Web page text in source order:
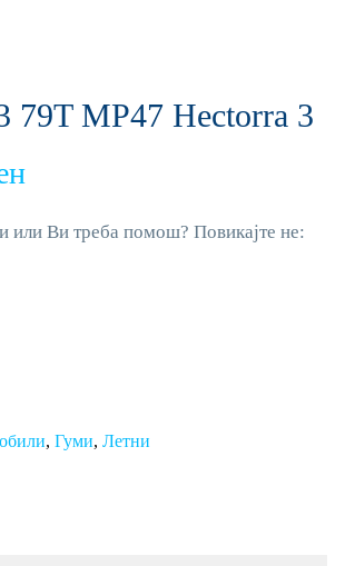
79T MP47 Hectorra 3
или Ви треба помош? Повикајте не:
, Гуми, Летни